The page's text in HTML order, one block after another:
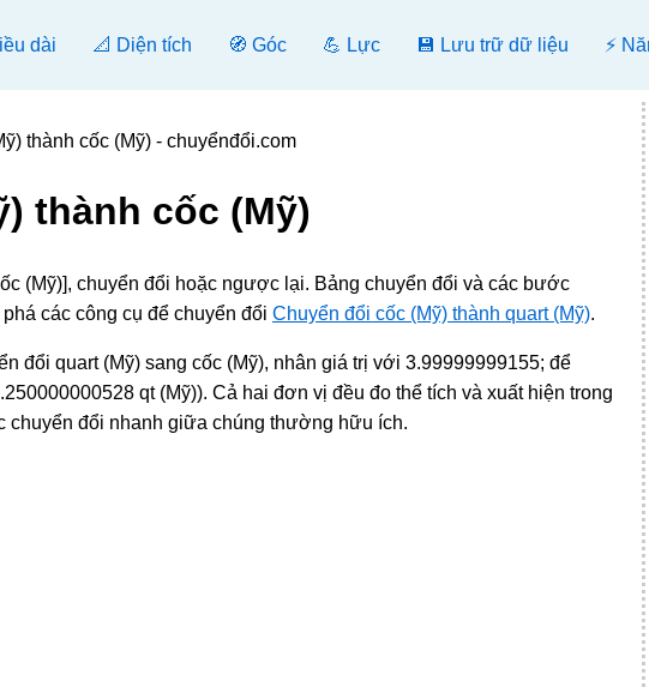
dài 📐 Diện tích 🧭 Góc 💪 Lực 💾 Lưu trữ dữ liệu ⚡
thành cốc (Mỹ) - chuyểnđổi.com
thành cốc (Mỹ)
(Mỹ)], chuyển đổi hoặc ngược lại. Bảng chuyển đổi và các bước
các công cụ để chuyển đổi Chuyển đổi cốc (Mỹ) thành quart (Mỹ).
đổi quart (Mỹ) sang cốc (Mỹ), nhân giá trị với 3.99999999155; để
qt (Mỹ)). Cả hai đơn vị đều đo thể tích và xuất hiện trong
chuyển đổi nhanh giữa chúng thường hữu ích.